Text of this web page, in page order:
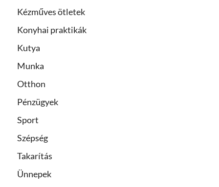
Kézműves ötletek
Konyhai praktikák
Kutya
Munka
Otthon
Pénzügyek
Sport
Szépség
Takarítás
Ünnepek